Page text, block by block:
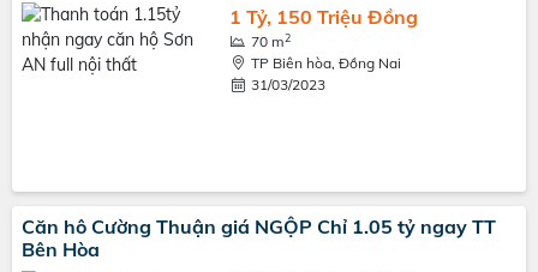
1 Tỷ, 150 Triệu Đồng
70 m2
TP Biên hòa, Đồng Nai
31/03/2023
Căn hô Cường Thuận giá NGỘP Chỉ 1.05 tỷ ngay TT
Bên Hòa